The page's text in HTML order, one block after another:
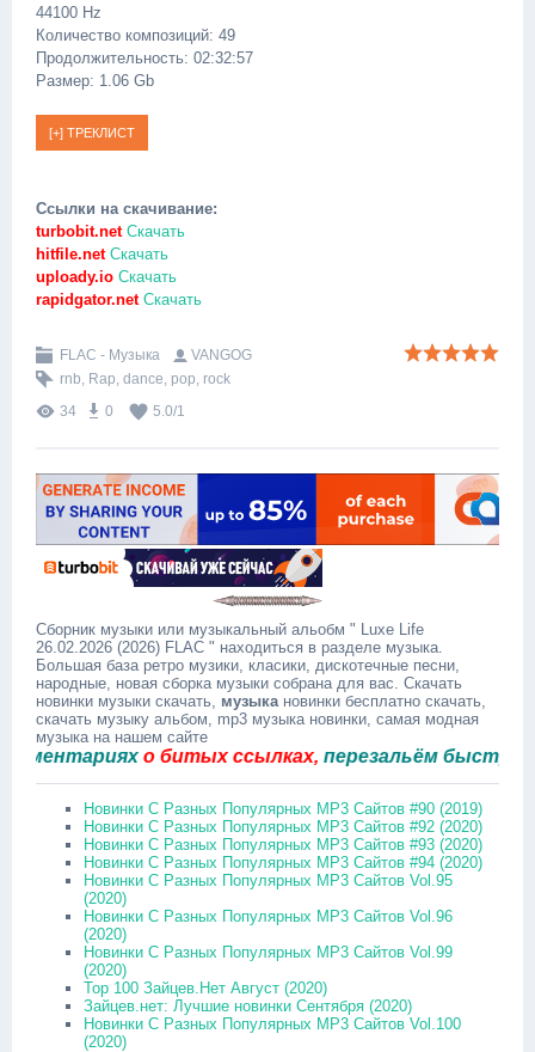
44100 Hz
Количество композиций: 49
Продолжительность: 02:32:57
Размер: 1.06 Gb
Ссылки на скачивание:
turbobit.netСкачать
hitfile.netСкачать
uploady.io Скачать
rapidgator.netСкачать
FLAC - Музыка
VANGOG
rnb, Rap, dance, pop, rock
34
0 5.0/1
Сборник музыки или музыкальный альобм " Luxe Life
26.02.2026 (2026) FLAC " находиться в разделе музыка.
Большая база ретро музики, класики, дискотечные песни,
народные, новая сборка музыки собрана для вас. Скачать
новинки музыки скачать, музыкановинки бесплатно скачать,
скачать музыку альбом, mp3 музыка новинки, самая модная
музыка на нашем сайте
о битых ссылках,перезальём быстро.
Новинки С Разных Популярных MP3 Сайтов #90 (2019)
Новинки С Разных Популярных MP3 Сайтов #92 (2020)
Новинки С Разных Популярных MP3 Сайтов #93 (2020)
Новинки С Разных Популярных MP3 Сайтов #94 (2020)
Новинки С Разных Популярных MP3 Сайтов Vol.95
(2020)
Новинки С Разных Популярных MP3 Сайтов Vol.96
(2020)
Новинки С Разных Популярных MP3 Сайтов Vol.99
(2020)
Top 100 Зайцев.Нет Август (2020)
Зайцев.нет: Лучшие новинки Сентября (2020)
Новинки С Разных Популярных MP3 Сайтов Vol.100
(2020)